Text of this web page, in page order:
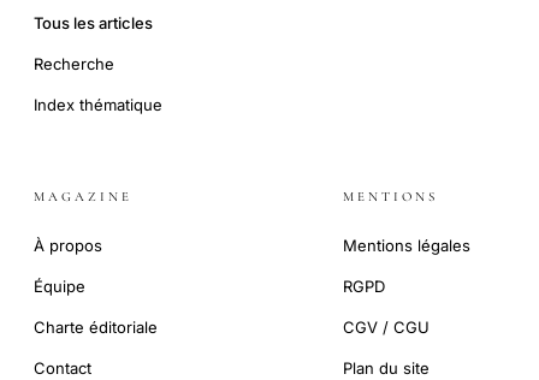
Tous les articles
Recherche
Index thématique
MAGAZINE
À propos
Équipe
Charte éditoriale
Contact
MENTIONS
Mentions légales
RGPD
CGV / CGU
Plan du site